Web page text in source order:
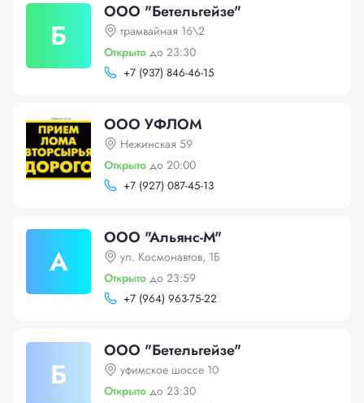
Б
ООО "Бетельгейзе"
трамвайная 16\2
Открыто до 23:30
+7 (937) 846-46-15
OОО УФЛОМ
Нежинская 59
Открыто до 20:00
+7 (927) 087-45-13
А
ООО "Альянс-М"
ул. Космонавтов, 1Б
Открыто до 23:59
+7 (964) 963-75-22
Б
ООО "Бетельгейзе"
уфимское шоссе 10
Открыто до 23:30